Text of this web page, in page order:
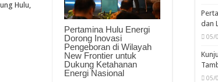
Pertamina Hulu Energi
Dorong Inovasi
Pengeboran di Wilayah
New Frontier untuk
Dukung Ketahanan
Energi Nasional
Hulu,
dan
05/
05/